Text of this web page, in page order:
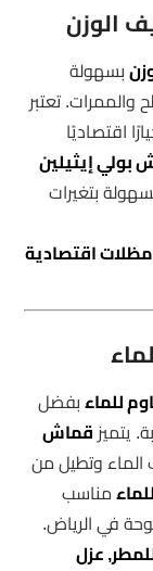
الوزن
بسهولة
والممرات. تعتبر
اقتصاديًا
إيثيلين
بتغيرات
اقتصادية
للماءبفضل
يتميز قماش
الماء وتطيل من
مناسب
في الرياض.
عزل